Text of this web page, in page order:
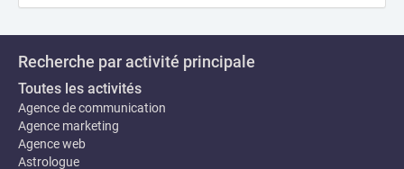
Recherche par activité principale
Toutes les activités
Agence de communication
Agence marketing
Agence web
Astrologue